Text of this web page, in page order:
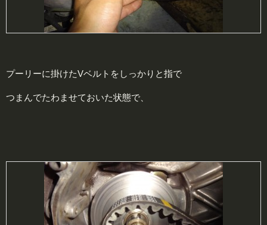
プーリーに掛けたVベルトをしっかりと指で
つまんでたわませておいた状態で、